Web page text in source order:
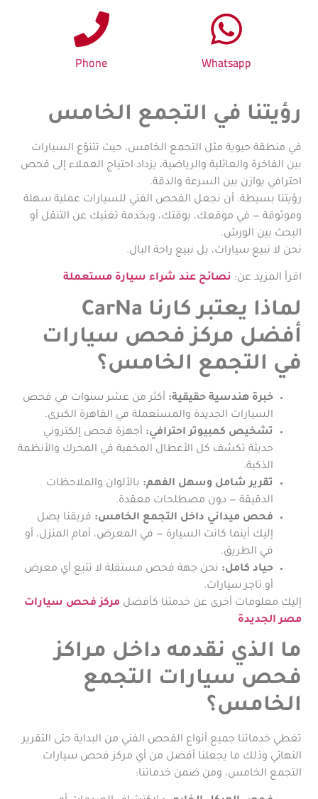
Phone Whatsapp
رؤيتنا في التجمع الخامس
في منطقة حيوية مثل التجمع الخامس، حيث تتنوّع السيارات
بين الفاخرة والعائلية والرياضية، يزداد احتياج العملاء إلى فحص
احترافي يوازن بين السرعة والدقة.
رؤيتنا بسيطة: أن نجعل الفحص الفني للسيارات عملية سهلة
وموثوقة — في موقعك، بوقتك، وبخدمة تغنيك عن التنقل أو
البحث بين الورش.
نحن لا نبيع سيارات، بل نبيع راحة البال.
اقرأ المزيد عن: نصائح عند شراء سيارة مستعملة
لماذا يعتبر كارنا CarNa
أفضل مركز فحص سيارات
في التجمع الخامس؟
خبرة هندسية حقيقية: أكثر من عشر سنوات في فحص
السيارات الجديدة والمستعملة في القاهرة الكبرى.
تشخيص كمبيوتر احترافي: أجهزة فحص إلكتروني
حديثة تكشف كل الأعطال المخفية في المحرك والأنظمة
الذكية.
تقرير شامل وسهل الفهم: بالألوان والملاحظات
الدقيقة — دون مصطلحات معقدة.
فحص ميداني داخل التجمع الخامس: فريقنا يصل
إليك أينما كانت السيارة — في المعرض، أمام المنزل، أو
في الطريق.
حياد كامل: نحن جهة فحص مستقلة لا تتبع أي معرض
أو تاجر سيارات.
إليك معلومات أخرى عن خدمتنا كأفضلمركز فحص سيارات
مصر الجديدة
ما الذي نقدمه داخل مراكز
فحص سيارات التجمع
الخامس؟
تغطي خدماتنا جميع أنواع الفحص الفني من البداية حتى التقرير
النهائي وذلك ما يجعلنا أفضل من أي مركز فحص سيارات
التجمع الخامس، ومن ضمن خدماتنا: